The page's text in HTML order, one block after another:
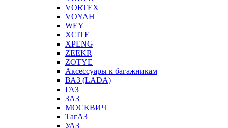
VORTEX
VOYAH
WEY
XCITE
XPENG
ZEEKR
ZOTYE
Аксессуары к багажникам
ВАЗ (LADA)
ГАЗ
ЗАЗ
МОСКВИЧ
ТагАЗ
УАЗ